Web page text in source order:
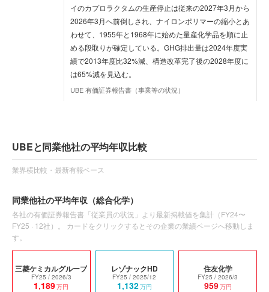
イのカプロラクタムの生産停止は従来の2027年3月から
2026年3月へ前倒しされ、ナイロンポリマーの縮小とあ
わせて、1955年と1968年に始めた量産化学品を順に止
める段取りが確定している。GHG排出量は2024年度実
績で2013年度比32%減、構造改革完了後の2028年度に
は65%減を見込む。
UBE 有価証券報告書（事業等の状況）
UBEと同業他社の平均年収比較
業界横比較・最新有報ベース
同業他社の平均年収 （総合化学）
各社の有価証券報告書「従業員の状況」より最新掲載値を集計（FY24〜
FY25 · 12社）。 カードをクリックするとその企業の業績ページへ移動しま
す。
三菱ケミカルグループ
FY25 / 2026/3
1,189万円
レゾナックHD
FY25 / 2025/12
1,132万円
住友化学
FY25 / 2026/3
959万円